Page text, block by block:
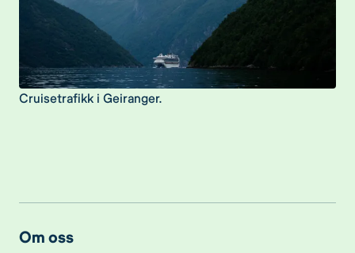
Cruisetrafikk i Geiranger.
Om oss